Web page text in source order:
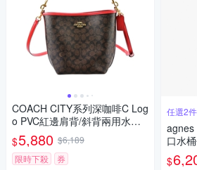
COACH CITY系列深咖啡C Log
o PVC紅邊肩背/斜背兩用水桶
包
$5,880 $6,189
限時下殺
券
任選2
agnes
口水
$